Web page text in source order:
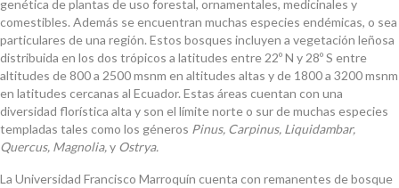
genética de plantas de uso forestal, ornamentales, medicinales y
comestibles. Además se encuentran muchas especies endémicas, o sea
particulares de una región. Estos bosques incluyen a vegetación leñosa
distribuida en los dos trópicos a latitudes entre 22º N y 28º S entre
altitudes de 800 a 2500 msnm en altitudes altas y de 1800 a 3200 msnm
en latitudes cercanas al Ecuador. Estas áreas cuentan con una
diversidad florística alta y son el límite norte o sur de muchas especies
templadas tales como los géneros Pinus, Carpinus, Liquidambar,
Quercus, Magnolia,y Ostrya.
La Universidad Francisco Marroquín cuenta con remanentes de bosque